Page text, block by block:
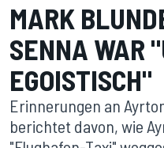
MARK
SENNA WAR
EGOISTISCH"
Erinnerungen an
berichtet davon, wie